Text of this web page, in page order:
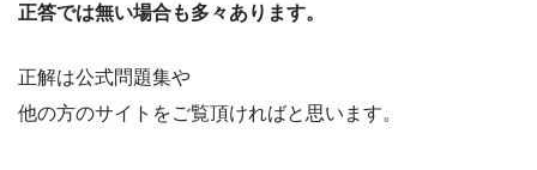
正答では無い場合も多々あります。
正解は公式問題集や
他の方のサイトをご覧頂ければと思います。